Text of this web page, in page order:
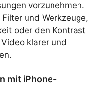
vorzunehmen.
und Werkzeuge,
oder den Kontrast
klarer und
mit iPhone-